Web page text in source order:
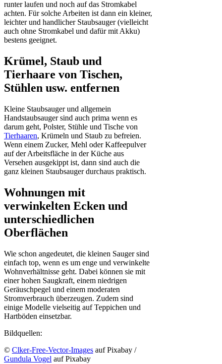
runter laufen und noch auf das Stromkabel
achten. Für solche Arbeiten ist dann ein kleiner,
leichter und handlicher Staubsauger (vielleicht
auch ohne Stromkabel und dafür mit Akku)
bestens geeignet.
Krümel, Staub und
Tierhaare von Tischen,
Stühlen usw. entfernen
Kleine Staubsauger und allgemein
Handstaubsauger sind auch prima wenn es
darum geht, Polster, Stühle und Tische von
Tierhaaren, Krümeln und Staub zu befreien.
Wenn einem Zucker, Mehl oder Kaffeepulver
auf der Arbeitsfläche in der Küche aus
Versehen ausgekippt ist, dann sind auch die
ganz kleinen Staubsauger durchaus praktisch.
Wohnungen mit
verwinkelten Ecken und
unterschiedlichen
Oberflächen
Wie schon angedeutet, die kleinen Sauger sind
einfach top, wenn es um enge und verwinkelte
Wohnverhältnisse geht. Dabei können sie mit
einer hohen Saugkraft, einem niedrigen
Geräuschpegel und einem moderaten
Stromverbrauch überzeugen. Zudem sind
einige Modelle vielseitig auf Teppichen und
Hartböden einsetzbar.
Bildquellen:
© Clker-Free-Vector-Images auf Pixabay /
Gundula Vogel auf Pixabay